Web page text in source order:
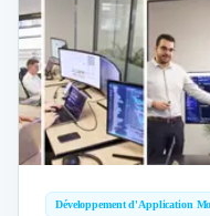
Droit Commercial
Droit du Travail
Propriété Intellectuelle (IP/IT)
Banque
Gestion de trésorerie
Recouvrement
Due DiligenceDéveloppement d'Application